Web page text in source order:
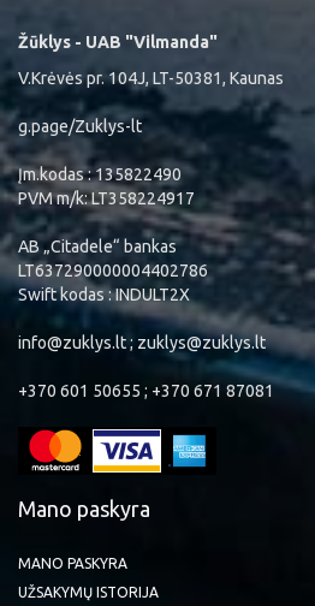
Žūklys - UAB "Vilmanda"
V.Krėvės pr. 104J, LT-50381, Kaunas
g.page/Zuklys-lt
Įm.kodas : 135822490
PVM m/k: LT358224917
AB „Citadele“ bankas
LT637290000004402786
Swift kodas : INDULT2X
info@zuklys.lt ; zuklys@zuklys.lt
+370 601 50655 ; +370 671 87081
Mano paskyra
MANO PASKYRA
UŽSAKYMŲ ISTORIJA